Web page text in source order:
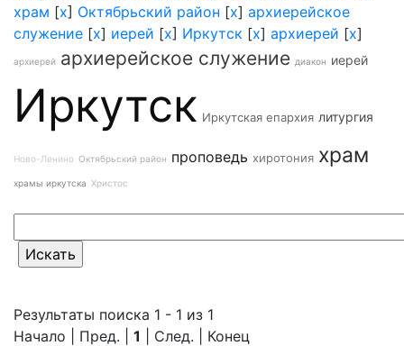
храм [x] Октябрьский район [x] архиерейское
служение [x] иерей [x] Иркутск [x] архиерей [x]
архиерей архиерейское служение диакон иерей
Иркутск Иркутская епархия литургия
Ново-Ленино Октябрьский район проповедь хиротония храм
храмы иркутска Христос
Результаты поиска 1 - 1 из 1
Начало | Пред. | 1 | След. | Конец